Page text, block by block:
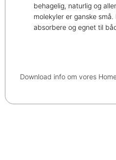
behagelig, naturlig og
molekyler er ganske
absorbere og egnet til
Download info om vores